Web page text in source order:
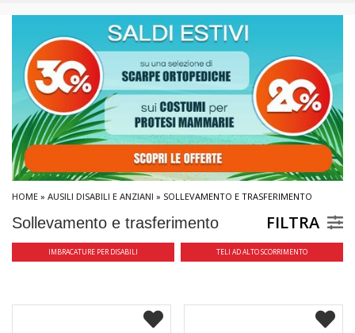
HOME » AUSILI DISABILI E ANZIANI » SOLLEVAMENTO E TRASFERIMENTO
Sollevamento e trasferimento FILTRA
IMBRACATURE PER DISABILI TELI AD ALTO SCORRIMENTO